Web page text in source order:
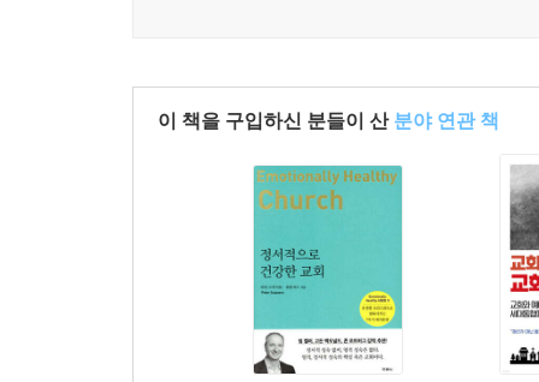
--- pp.237-238
이 책을 구입하신 분들이 산 분야 연관 책